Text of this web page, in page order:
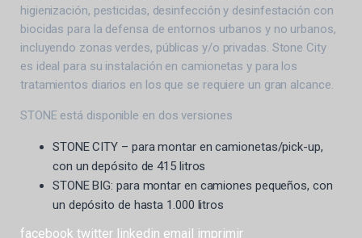
higienización, pesticidas, desinfección y desinfestación con
biocidas para la defensa de entornos urbanos y no urbanos,
incluyendo zonas verdes, públicas y/o privadas. Stone City
es ideal para su instalación en camionetas y para los
tratamientos diarios en los que se requiere un gran alcance.
STONE está disponible en dos versiones
STONE CITY – para montar en camionetas/pick-up,
con un depósito de 415 litros
STONE BIG: para montar en camiones pequeños, con
un depósito de hasta 1.000 litros
facebook twitter linkedin email imprimir